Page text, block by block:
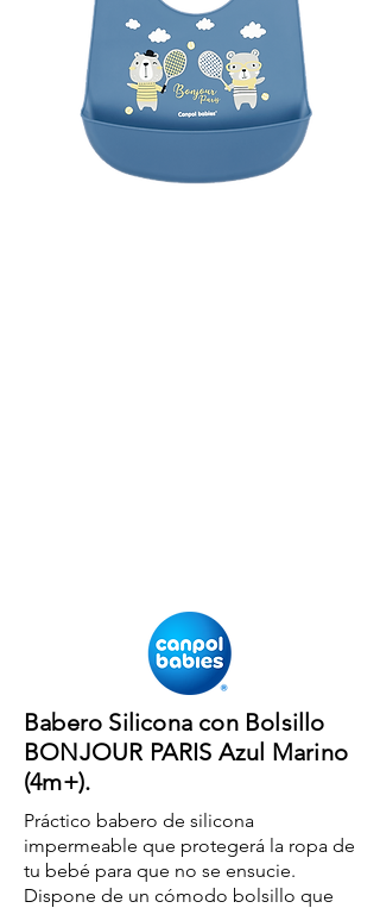
Babero Silicona con Bolsillo
BONJOUR PARIS Azul Marino
(4m+).
Práctico babero de silicona
impermeable que protegerá la ropa de
tu bebé para que no se ensucie.
Dispone de un cómodo bolsillo que